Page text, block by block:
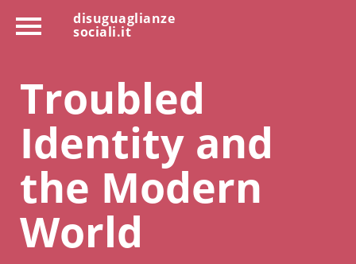
disuguaglianze
sociali.it
Troubled
Identity and
the Modern
World